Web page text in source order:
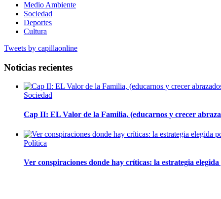
Medio Ambiente
Sociedad
Deportes
Cultura
Tweets by capillaonline
Noticias recientes
Sociedad
Cap II: EL Valor de la Familia, (educarnos y crecer
Política
Ver conspiraciones donde hay críticas: la estrategia